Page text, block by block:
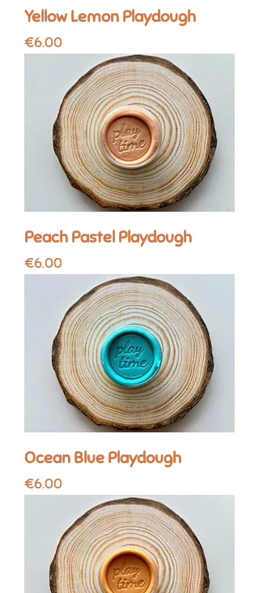
Yellow Lemon Playdough
Price
€6.00
Peach Pastel Playdough
Price
€6.00
Ocean Blue Playdough
Price
€6.00